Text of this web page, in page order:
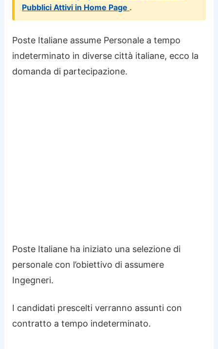
Pubblici Attivi in Home Page .
Poste Italiane assume Personale a tempo
indeterminato in diverse città italiane, ecco la
domanda di partecipazione.
Poste Italiane ha iniziato una selezione di
personale con l’obiettivo di assumere
Ingegneri.
I candidati prescelti verranno assunti con
contratto a tempo indeterminato.